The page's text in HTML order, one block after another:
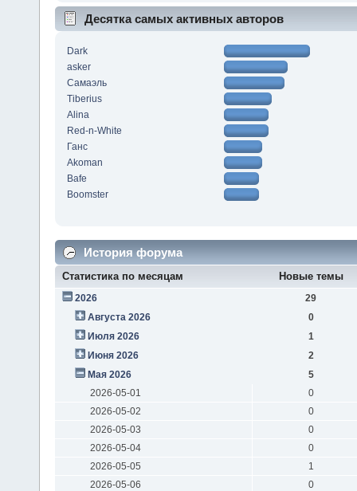
Десятка самых активных авторов
Dark
asker
Самаэль
Tiberius
Alina
Red-n-White
Ганс
Akoman
Bafe
Boomster
История форума
Статистика по месяцам Новые темы
2026
29
Августа 2026
0
Июля 2026
1
Июня 2026
2
Мая 2026
5
2026-05-01
0
2026-05-02
0
2026-05-03
0
2026-05-04
0
2026-05-05
1
2026-05-06
0